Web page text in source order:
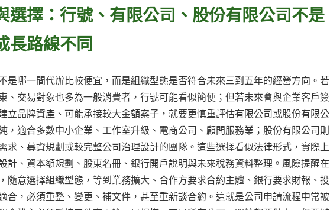
選擇：行號、有限公司、股份有限公司不是
長路線不同
是哪一間代辦比較便宜，而是組織型態是否符合未來三到五年的經營方向。若
、交易對象也多為一般消費者，行號可能看似簡便；但若未來會與企業客戶簽
立品牌資產、可能承接較大金額案子，就要更慎重評估有限公司或股份有限公
，適合多數中小企業、工作室升級、電商公司、顧問服務業；股份有限公司則
求、募資規劃或較完整公司治理設計的團隊。這些選擇看似法律形式，實際上
計、資本額規劃、股東名冊、銀行開戶說明與未來稅務資料整理。風險提醒在
隨意選擇組織型態，等到業務擴大、合作方要求合約主體、銀行要求財報、投
合，必須重整、變更、補文件，甚至重新談合約。這就是公司申請流程中常被